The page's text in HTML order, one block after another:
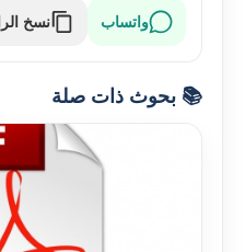
واتساب نسخ
📚 بحوث ذات صلة